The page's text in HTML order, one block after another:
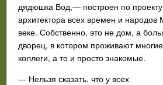
дядюшка Вод,— построен по
архитектора всех времен и
веке. Собственно, это не дом, а
дворец, в котором проживают
коллеги, а то и просто знакомые.
— Нельзя сказать, что у всех